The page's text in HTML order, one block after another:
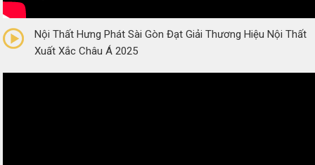
(0 Reviews)
Nội Thất Hưng Phát Sài Gòn Đạt Giải Thương Hiệu Nội Thất
Xuất Xắc Châu Á 2025